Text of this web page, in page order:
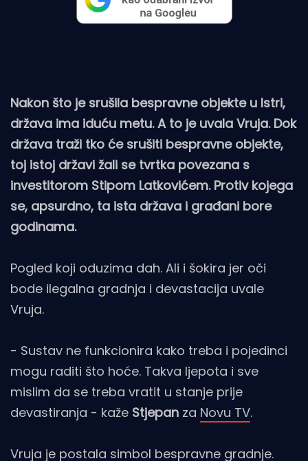
Nakon što je srušila bespravne objekte u Istri,
država ima iduću metu. A to je uvala Vruja. Dok
država traži tko će srušiti bespravne objekte,
toj istoj državi žali se tvrtka povezana s
investitorom Stipom Latkovićem. Protiv kojega
se, apsurdno, ta ista država i građani bore
godinama.
Pogled koji oduzima dah. Ali i šokira jer oči
bode ilegalna gradnja i devastacija uvale
Vruja.
- Sustav ne funkcionira kako treba i pojedinci
mogu raditi što hoće. Takva ljepota i sve
mislim da se treba vratit u stanje prije
devastiranja - kaže Stjepan za Novu TV.
Vruja je postala simbol bespravne gradnje.